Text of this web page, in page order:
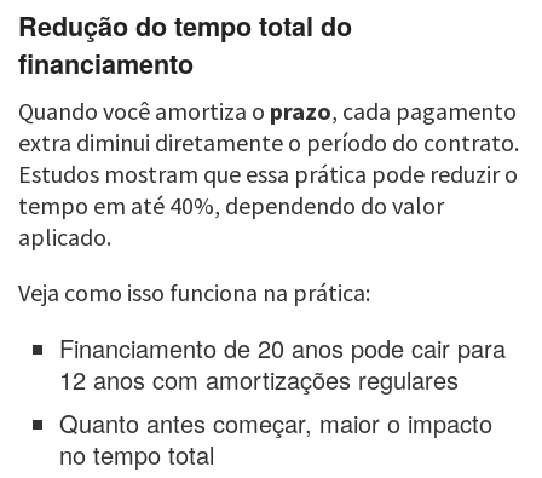
Redução do tempo total do
financiamento
Quando você amortiza o prazo, cada pagamento
extra diminui diretamente o período do contrato.
Estudos mostram que essa prática pode reduzir o
tempo em até 40%, dependendo do valor
aplicado.
Veja como isso funciona na prática:
Financiamento de 20 anos pode cair para
12 anos com amortizações regulares
Quanto antes começar, maior o impacto
no tempo total